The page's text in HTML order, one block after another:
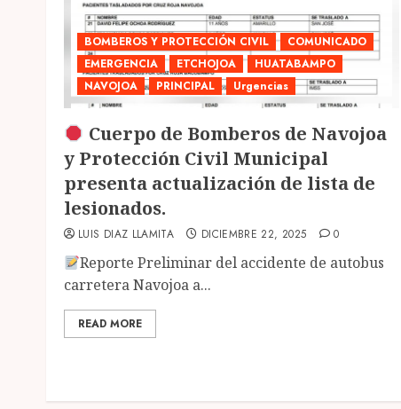
BOMBEROS Y PROTECCIÓN CIVIL
COMUNICADO
EMERGENCIA
ETCHOJOA
HUATABAMPO
NAVOJOA
PRINCIPAL Urgencias
Cuerpo de Bomberos de Navojoa
y Protección Civil Municipal
presenta actualización de lista de
lesionados.
LUIS DIAZ LLAMITA DICIEMBRE 22, 2025 0
Reporte Preliminar del accidente de autobus
carretera Navojoa a...
READ MORE